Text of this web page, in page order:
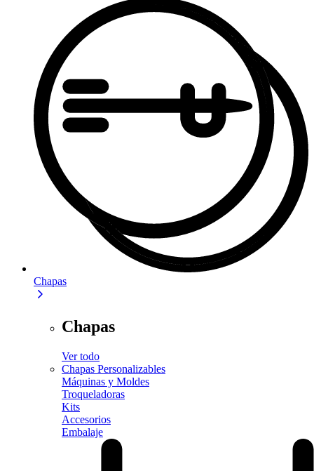
Chapas
Chapas
Ver todo
Chapas Personalizables
Máquinas y Moldes
Troqueladoras
Kits
Accesorios
Embalaje